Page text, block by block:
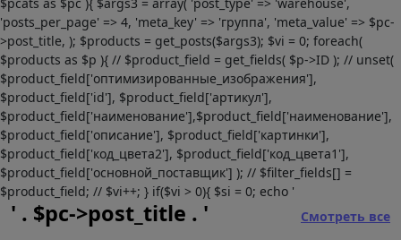
'posts_per_page' => 4, 'meta_key' => 'группа', 'meta_value' => $pc-
>post_title, ); $products = get_posts($args3); $vi = 0; foreach(
$products as $p ){ // $product_field = get_fields( $p->ID ); // unset(
$product_field['оптимизированные_изображения'],
$product_field['id'], $product_field['артикул'],
$product_field['наименование'],$product_field['наименование'],
$product_field['описание'], $product_field['картинки'],
$product_field['код_цвета2'], $product_field['код_цвета1'],
$product_field['основной_поставщик'] ); // $filter_fields[] =
$product_field; // $vi++; } if($vi > 0){ $si = 0; echo '
' . $pc->post_title . '
Смотреть все